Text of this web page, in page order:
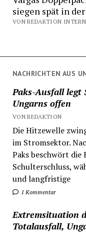
NACHRICHTEN AUS
Paks-Ausfall legt
Ungarns offen
VON REDAKTION
Die Hitzewelle
im Stromsektor.
Paks beschwört
Schulterschluss,
und langfristige
1 Kommentar
Extremsituation
Totalausfall,
siegen spät in
VON REDAKTION